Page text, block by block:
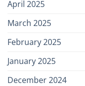
April 2025
March 2025
February 2025
January 2025
December 2024